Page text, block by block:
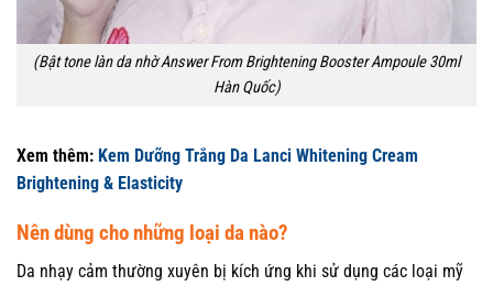
(Bật tone làn da nhờ Answer From Brightening Booster Ampoule 30ml
Hàn Quốc)
Xem thêm: Kem Dưỡng Trắng Da Lanci Whitening Cream
Brightening & Elasticity
Nên dùng cho những loại da nào?
Da nhạy cảm thường xuyên bị kích ứng khi sử dụng các loại mỹ